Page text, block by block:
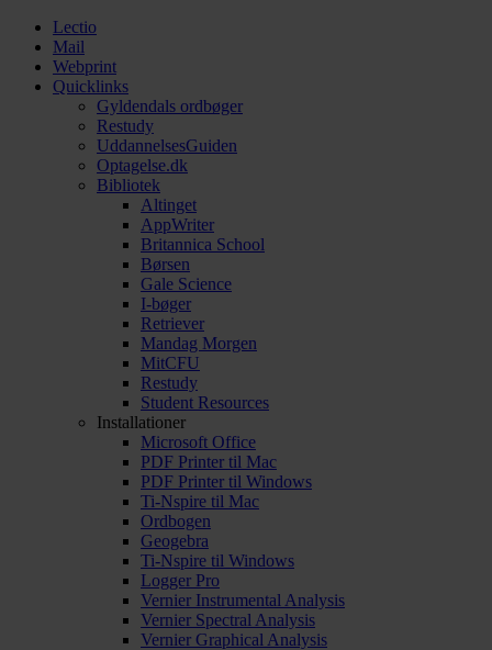
Lectio
Mail
Webprint
Quicklinks
Gyldendals ordbøger
Restudy
UddannelsesGuiden
Optagelse.dk
Bibliotek
Altinget
AppWriter
Britannica School
Børsen
Gale Science
I-bøger
Retriever
Mandag Morgen
MitCFU
Restudy
Student Resources
Installationer
Microsoft Office
PDF Printer til Mac
PDF Printer til Windows
Ti-Nspire til Mac
Ordbogen
Geogebra
Ti-Nspire til Windows
Logger Pro
Vernier Instrumental Analysis
Vernier Spectral Analysis
Vernier Graphical Analysis